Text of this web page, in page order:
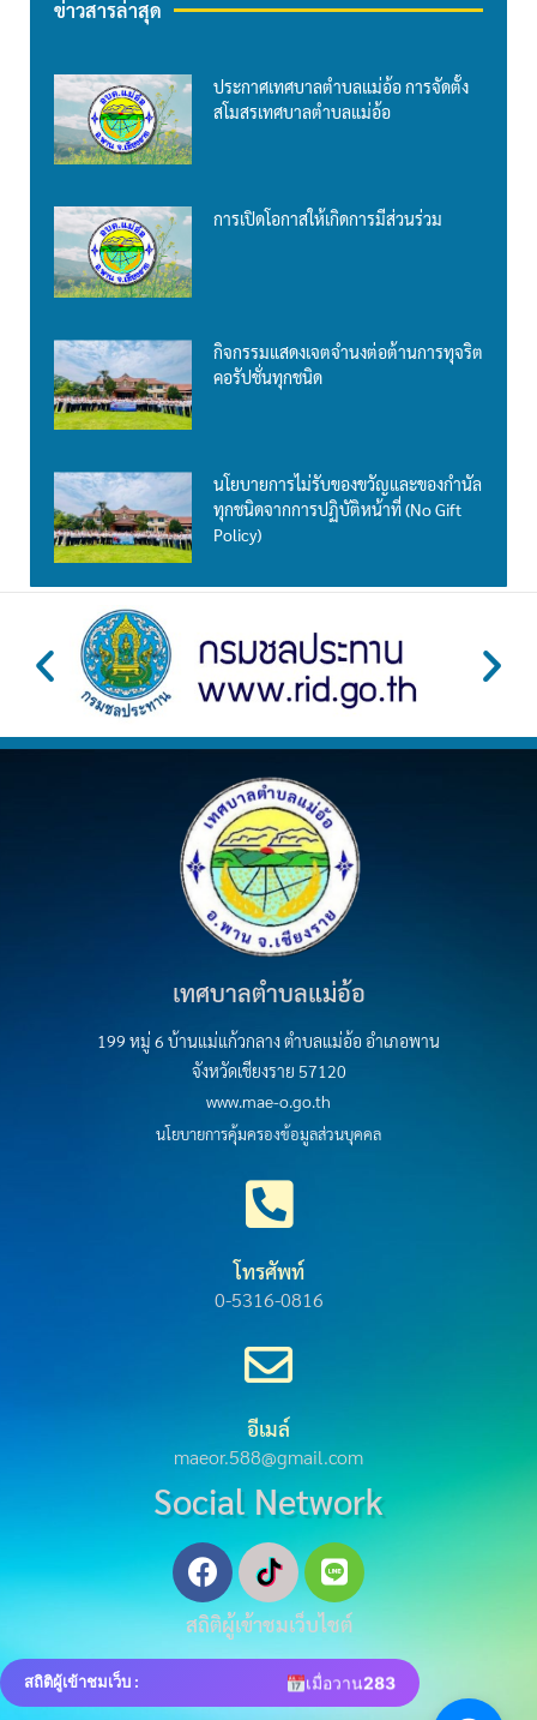
ข่าวสารล่าสุด
ประกาศเทศบาลตำบลแม่อ้อ การจัดตั้ง
สโมสรเทศบาลตำบลแม่อ้อ
การเปิดโอกาสให้เกิดการมีส่วนร่วม
กิจกรรมแสดงเจตจำนงต่อต้านการทุจริต
คอรัปชั่นทุกชนิด
นโยบายการไม่รับของขวัญและของกำนัล
ทุกชนิดจากการปฏิบัติหน้าที่ (No Gift
Policy)
เทศบาลตำบลแม่อ้อ
199 หมู่ 6 บ้านแม่แก้วกลาง ตำบลแม่อ้อ อำเภอพาน
จังหวัดเชียงราย 57120
www.mae-o.go.th
นโยบายการคุ้มครองข้อมูลส่วนบุคคล
โทรศัพท์
0-5316-0816
อีเมล์
maeor.588@gmail.com
Social Network
สถิติผู้เข้าชมเว็บไชต์
สถิติผู้เข้าชมเว็บ :
ออนไลน์
เมื่อวาน283
ทั้งหมด22862